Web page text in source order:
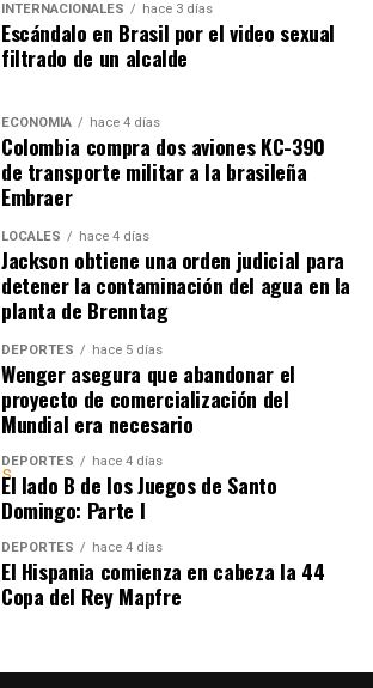
INTERNACIONALES hace 3 días
Escándalo en Brasil por el video sexual
filtrado de un alcalde
ECONOMÍA hace 4 días
Colombia compra dos aviones KC-390
de transporte militar a la brasileña
Embraer
LOCALES hace 4 días
Jackson obtiene una orden judicial para
detener la contaminación del agua en la
planta de Brenntag
DEPORTES hace 5 días
Wenger asegura que abandonar el
proyecto de comercialización del
Mundial era necesario
DEPORTES hace 4 días
El lado B de los Juegos de Santo
Domingo: Parte I
DEPORTES hace 4 días
El Hispania comienza en cabeza la 44
Copa del Rey Mapfre